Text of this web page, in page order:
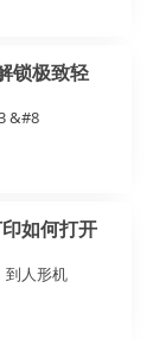
锁极致轻
&#8
如何打开
到人形机